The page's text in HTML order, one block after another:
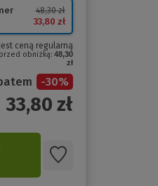
48,30 zł
33,80 zł
ceną regularną
obniżką: 48,30
zł
-30%
33,80 zł